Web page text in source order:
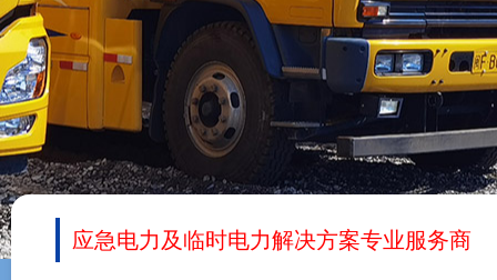
应急电力及临时电力解决方案专业服务商